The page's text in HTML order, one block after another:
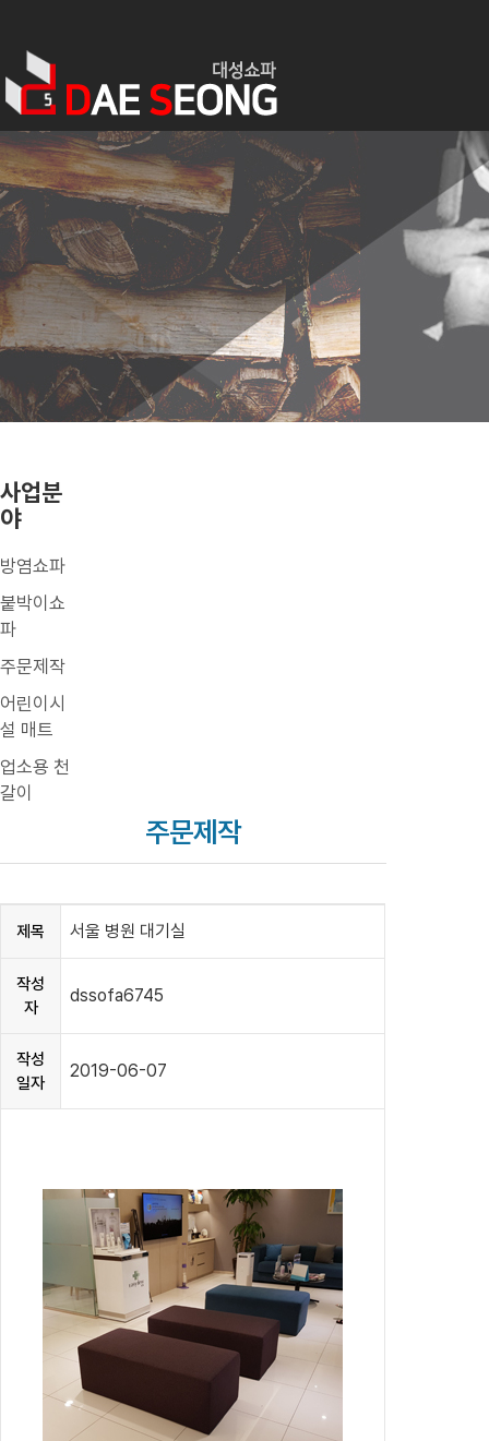
사업분
야
방염쇼파
붙박이쇼
파
주문제작
어린이시
설 매트
업소용 천
갈이
주문제작
제목 서울 병원 대기실
작성
자
dssofa6745
작성
일자
2019-06-07